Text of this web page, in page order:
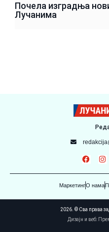
Почела изградња
Лучанима
МаркетингО нама
2026. © Сва права
Дизајн и веб: